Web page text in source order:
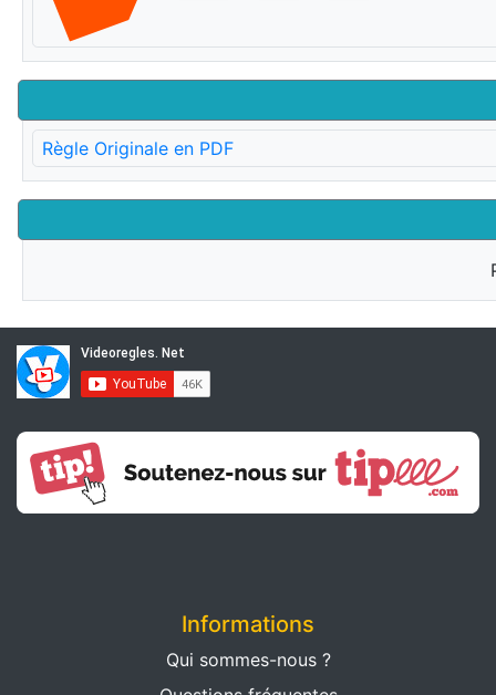
Règle Originale en PDF
Informations
Qui sommes-nous ?